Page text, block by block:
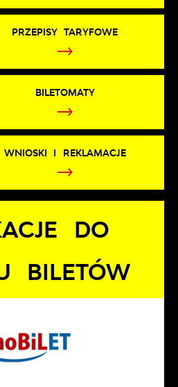
PRZEPISY TARYFOWE
BILETOMATY
WNIOSKI I REKLAMACJE
DO
BILETÓW